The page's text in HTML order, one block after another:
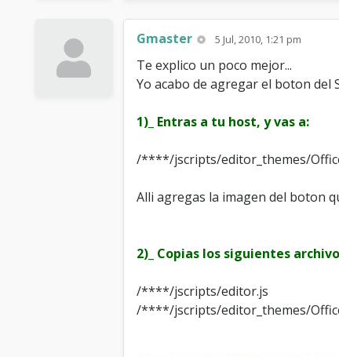
Gmaster 5 Jul, 2010, 1:21 pm
Te explico un poco mejor...
Yo acabo de agregar el boton del
1)_ Entras a tu host, y vas a:
/****/jscripts/editor_themes/
Alli agregas la imagen del boton
2)_ Copias los siguientes
/****/jscripts/editor.js
/****/jscripts/editor_themes/